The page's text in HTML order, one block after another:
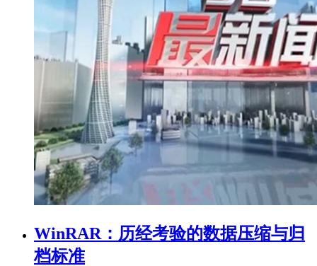
WinRAR：历经考验的数据压缩与归
档标准